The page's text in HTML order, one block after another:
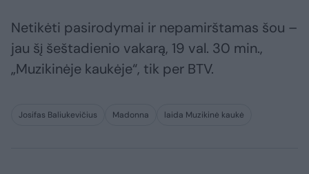
Netikėti pasirodymai ir nepamirštamas šou –
jau šį šeštadienio vakarą, 19 val. 30 min.,
„Muzikinėje kaukėje“, tik per BTV.
Josifas Baliukevičius Madonna laida Muzikinė kaukė